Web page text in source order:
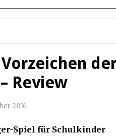
Review
2016
Spiel für Schulkinder